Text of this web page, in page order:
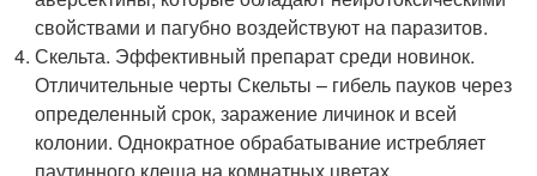
свойствами и пагубно воздействуют на паразитов.
Скельта. Эффективный препарат среди новинок.
Отличительные черты Скельты – гибель пауков через
определенный срок, заражение личинок и всей
колонии. Однократное обрабатывание истребляет